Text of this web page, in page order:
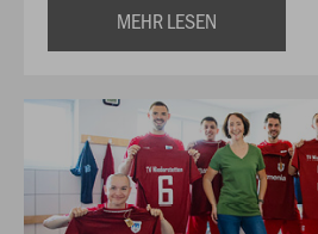
MEHR LESEN